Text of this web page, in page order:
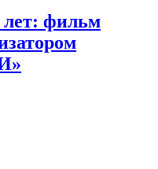
лет: фильм